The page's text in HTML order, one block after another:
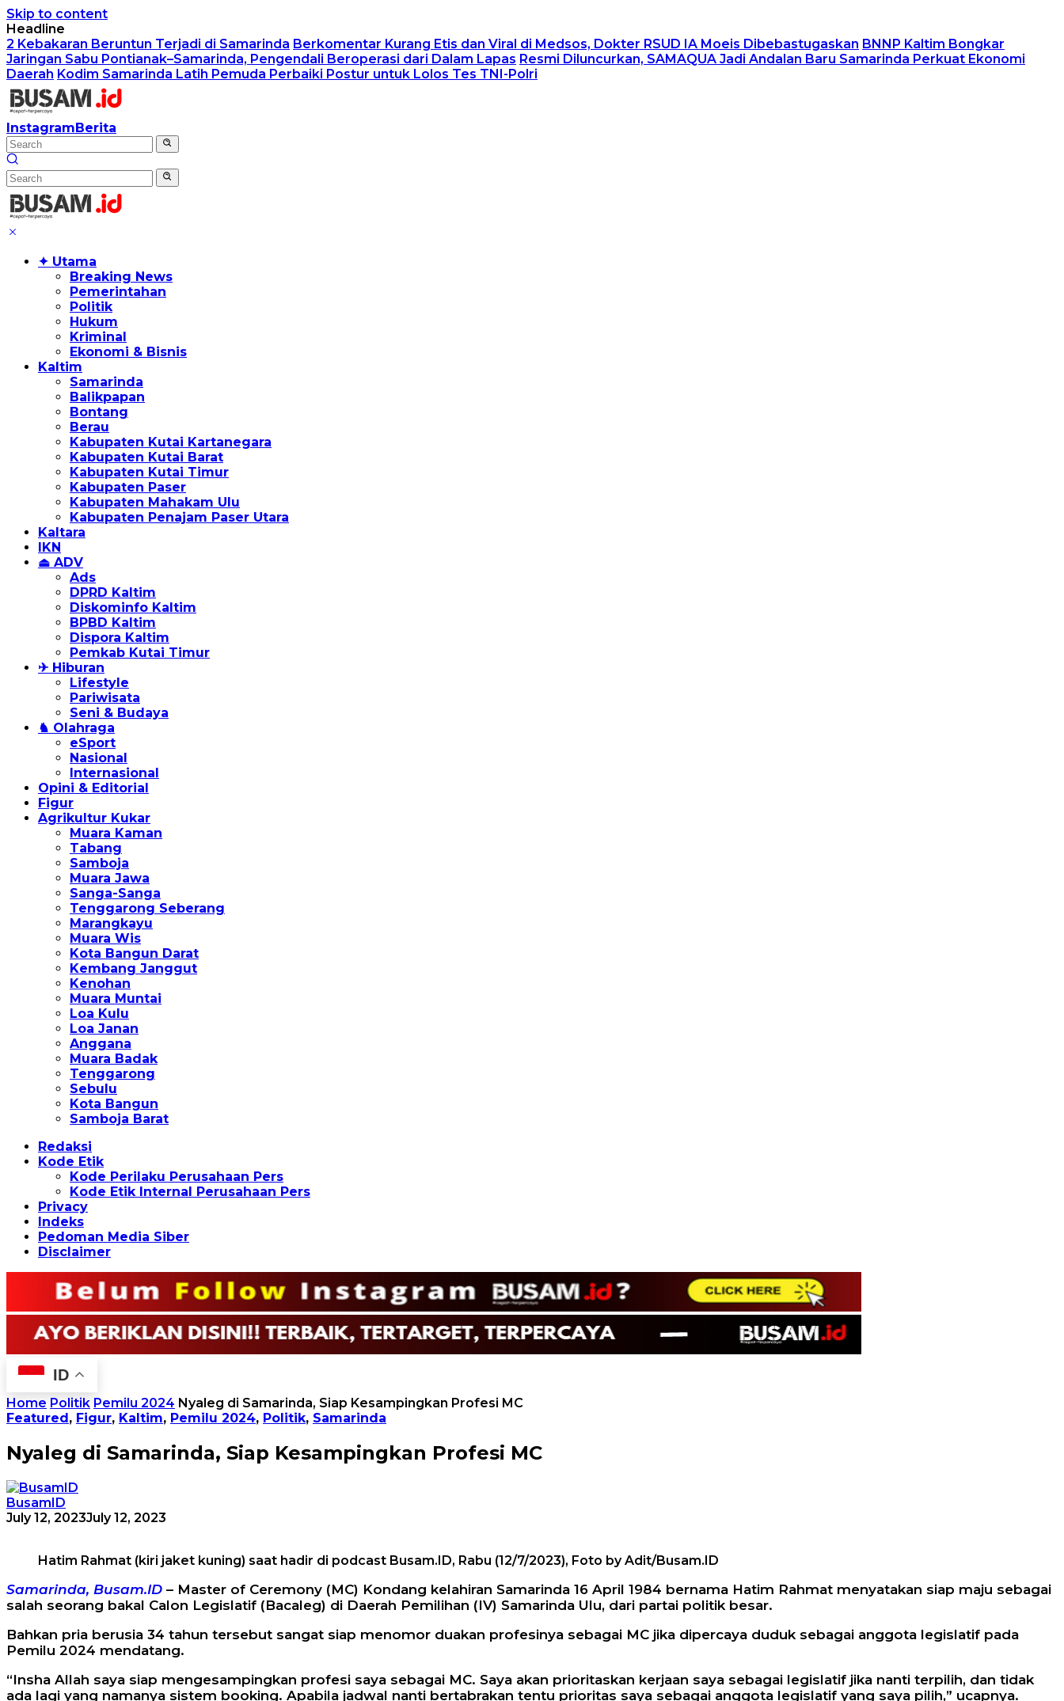
Skip to content
Headline
2 Kebakaran Beruntun Terjadi di Samarinda Berkomentar Kurang Etis dan Viral di Medsos, Dokter RSUD IA Moeis Dibebastugaskan BNNP Kaltim Bongkar
Jaringan Sabu Pontianak–Samarinda, Pengendali Beroperasi dari Dalam Lapas Resmi Diluncurkan, SAMAQUA Jadi Andalan Baru Samarinda Perkuat Ekonomi
Daerah Kodim Samarinda Latih Pemuda Perbaiki Postur untuk Lolos Tes TNI-Polri
InstagramBerita
✦ Utama
Breaking News
Pemerintahan
Politik
Hukum
Kriminal
Ekonomi & Bisnis
Kaltim
Samarinda
Balikpapan
Bontang
Berau
Kabupaten Kutai Kartanegara
Kabupaten Kutai Barat
Kabupaten Kutai Timur
Kabupaten Paser
Kabupaten Mahakam Ulu
Kabupaten Penajam Paser Utara
Kaltara
IKN
⏏ ADV
Ads
DPRD Kaltim
Diskominfo Kaltim
BPBD Kaltim
Dispora Kaltim
Pemkab Kutai Timur
✈ Hiburan
Lifestyle
Pariwisata
Seni & Budaya
♞ Olahraga
eSport
Nasional
Internasional
Opini & Editorial
Figur
Agrikultur Kukar
Muara Kaman
Tabang
Samboja
Muara Jawa
Sanga-Sanga
Tenggarong Seberang
Marangkayu
Muara Wis
Kota Bangun Darat
Kembang Janggut
Kenohan
Muara Muntai
Loa Kulu
Loa Janan
Anggana
Muara Badak
Tenggarong
Sebulu
Kota Bangun
Samboja Barat
Redaksi
Kode Etik
Kode Perilaku Perusahaan Pers
Kode Etik Internal Perusahaan Pers
Privacy
Indeks
Pedoman Media Siber
Disclaimer
ID
Home Politik Pemilu 2024 Nyaleg di Samarinda, Siap Kesampingkan Profesi MC
Featured , Figur, Kaltim, Pemilu 2024, Politik, Samarinda
Nyaleg di Samarinda, Siap Kesampingkan Profesi MC
BusamID
July 12, 2023July 12, 2023
Hatim Rahmat (kiri jaket kuning) saat hadir di podcast Busam.ID, Rabu (12/7/2023), Foto by Adit/Busam.ID
Samarinda, Busam.ID – Master of Ceremony (MC) Kondang kelahiran Samarinda 16 April 1984 bernama Hatim Rahmat menyatakan siap maju sebagai
salah seorang bakal Calon Legislatif (Bacaleg) di Daerah Pemilihan (IV) Samarinda Ulu, dari partai politik besar.
Bahkan pria berusia 34 tahun tersebut sangat siap menomor duakan profesinya sebagai MC jika dipercaya duduk sebagai anggota legislatif pada
Pemilu 2024 mendatang.
“Insha Allah saya siap mengesampingkan profesi saya sebagai MC. Saya akan prioritaskan kerjaan saya sebagai legislatif jika nanti terpilih, dan tidak
ada lagi yang namanya sistem booking. Apabila jadwal nanti bertabrakan tentu prioritas saya sebagai anggota legislatif yang saya pilih,” ucapnya.